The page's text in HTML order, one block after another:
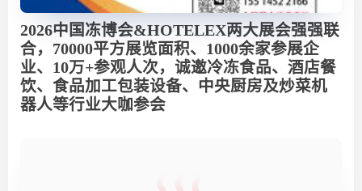
2026中国冻博会&HOTELEX两大展会强强联
合，70000平方展览面积、1000余家参展企
业、10万+参观人次，诚邀冷冻食品、酒店餐
饮、食品加工包装设备、中央厨房及炒菜机
器人等行业大咖参会